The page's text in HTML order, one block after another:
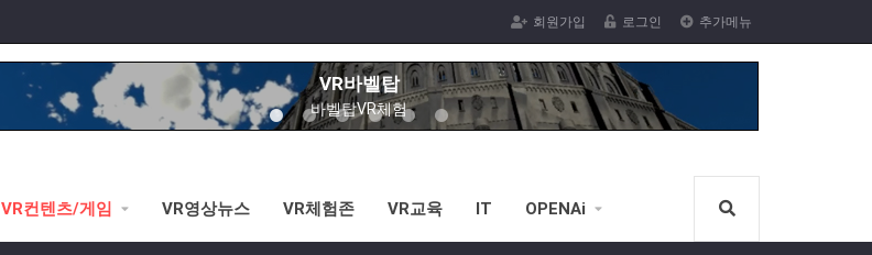
회원가입 로그인 추가메뉴
노아의방주&성막 VR체험
이제는 교회에서도 VR체험을
VR스키/서핑체험
VR컨텐츠/게임 VR영상뉴스 VR체험존 VR교육 IT OPENAi